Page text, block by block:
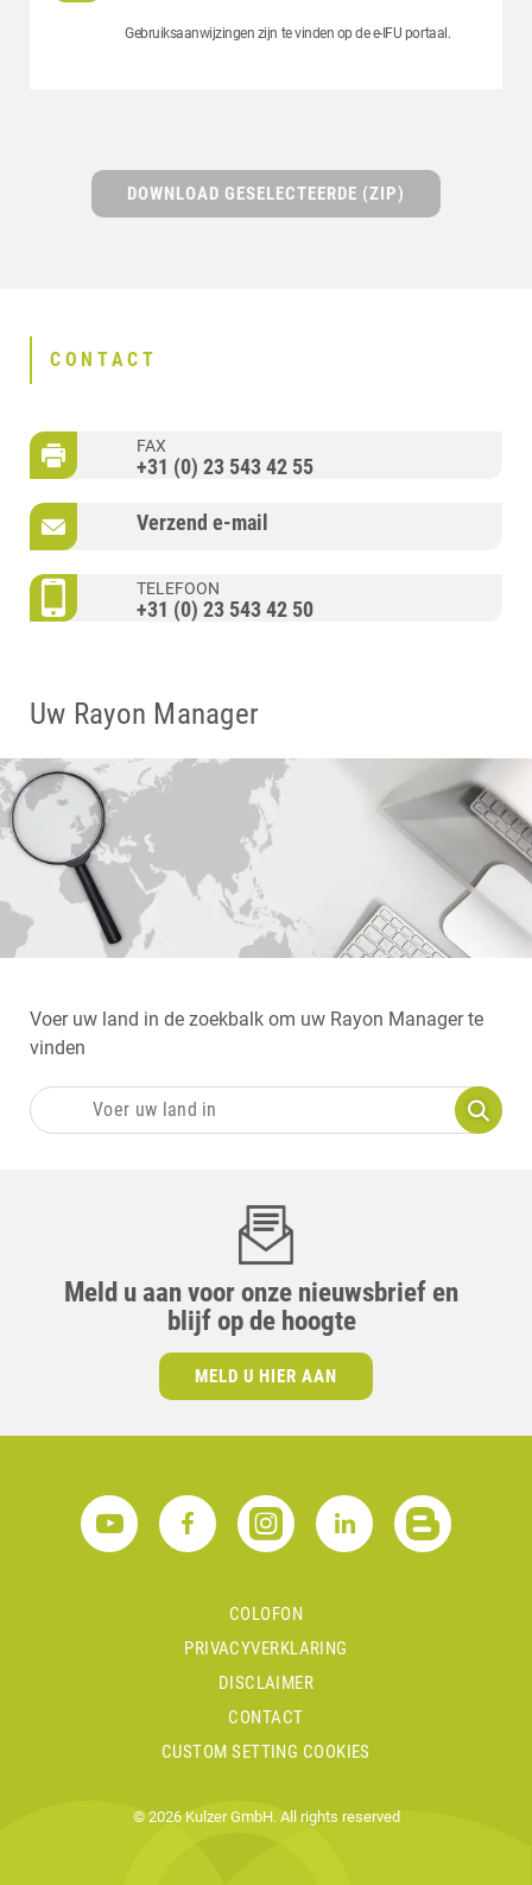
Gebruiksaanwijzingen zijn te vinden op de e-IFU portaal.
DOWNLOAD GESELECTEERDE (ZIP)
CONTACT
FAX
+31 (0) 23 543 42 55
Verzend e-mail
TELEFOON
+31 (0) 23 543 42 50
Uw Rayon Manager
Voer uw land in de zoekbalk om uw Rayon Manager te
vinden
Meld u aan voor onze nieuwsbrief en
blijf op de hoogte
MELD U HIER AAN
COLOFON
PRIVACYVERKLARING
DISCLAIMER
CONTACT
CUSTOM SETTING COOKIES
© 2026 Kulzer GmbH. All rights reserved